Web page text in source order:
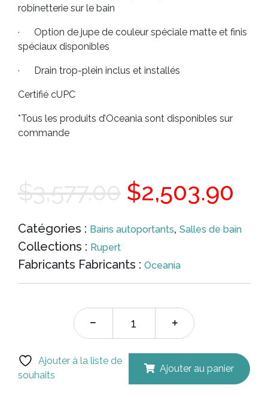
robinetterie sur le bain
· Option de jupe de couleur spéciale matte et finis
spéciaux disponibles
· Drain trop-plein inclus et installés
Certifié cUPC
*Tous les produits d’Oceania sont disponibles sur
commande
$3,577.00 Le
prix
initial
$3,577.00.
$2,503.90
Catégories : Bains autoportants, Salles de bain
Collections : Rupert
Fabricants Fabricants : Oceania
Ajouter à la liste de
souhaits
Ajouter au panier